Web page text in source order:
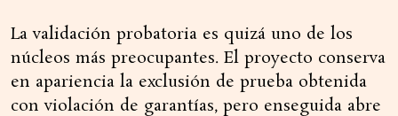
La validación probatoria es quizá uno de los
núcleos más preocupantes. El proyecto conserva
en apariencia la exclusión de prueba obtenida
con violación de garantías, pero enseguida abre